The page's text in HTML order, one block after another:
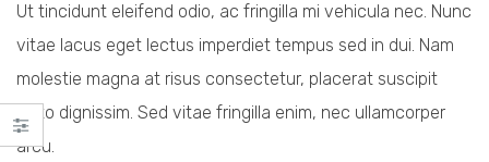
Ut tincidunt eleifend odio, ac fringilla mi vehicula nec. Nunc
vitae lacus eget lectus imperdiet tempus sed in dui. Nam
molestie magna at risus consectetur, placerat suscipit
justo dignissim. Sed vitae fringilla enim, nec ullamcorper
arcu.